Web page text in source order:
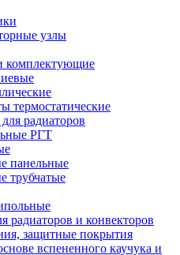
узлы
комплектующие
термостатические
радиаторов
РГТ
панельные
трубчатые
радиаторов и конвекторов
защитные покрытия
вспененного каучука и